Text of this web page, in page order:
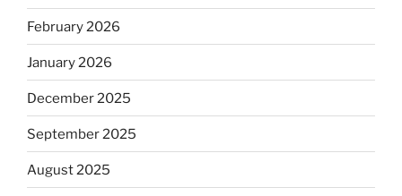
February 2026
January 2026
December 2025
September 2025
August 2025